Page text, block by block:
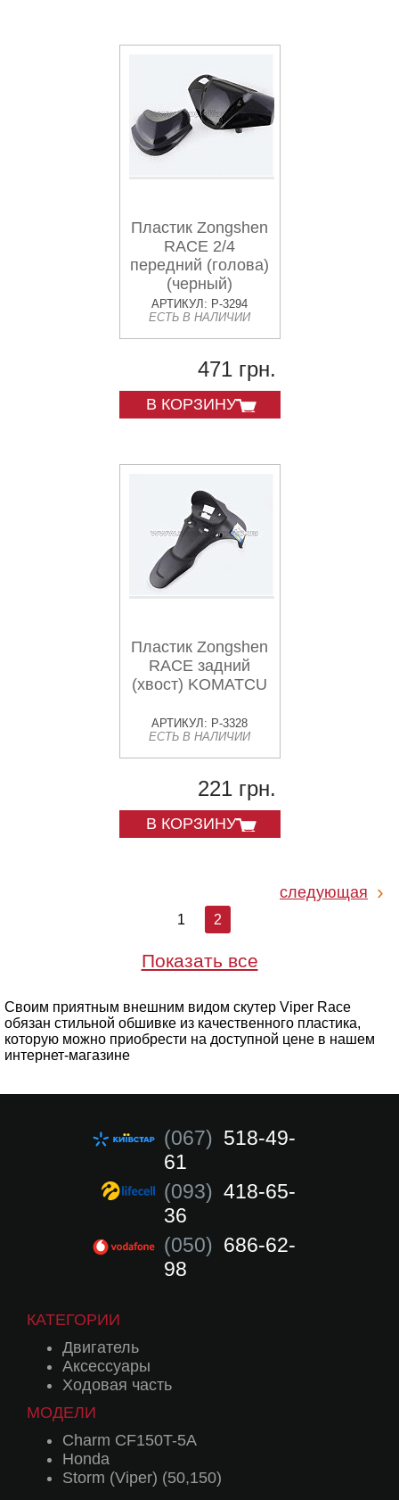
Пластик Zongshen
RACE 2/4
передний (голова)
(черный)
KOMATCU
АРТИКУЛ: P-3294
ЕСТЬ В НАЛИЧИИ
471 грн.
В КОРЗИНУ
Пластик Zongshen
RACE задний
(хвост) KOMATCU
АРТИКУЛ: P-3328
ЕСТЬ В НАЛИЧИИ
221 грн.
В КОРЗИНУ
следующая
1 2
Показать все
Своим приятным внешним видом скутер Viper Race
обязан стильной обшивке из качественного пластика,
которую можно приобрести на доступной цене в нашем
интернет-магазине
(067) 518-49-
61
(093) 418-65-
36
(050) 686-62-
98
КАТЕГОРИИ
Двигатель
Аксессуары
Ходовая часть
МОДЕЛИ
Charm CF150T-5A
Honda
Storm (Viper) (50,150)